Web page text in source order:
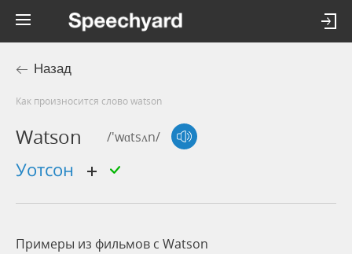
Назад
Как произносится слово watson
Watson /'wɑtsʌn/
Уотсон
Примеры из фильмов c Watson